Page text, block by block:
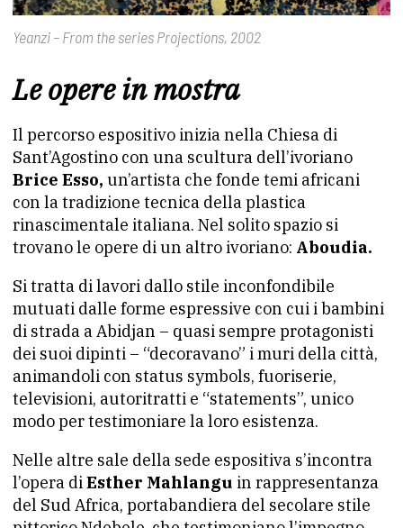
Yeanzi – From the series Projections, 2002
Le opere in mostra
Il percorso espositivo inizia nella Chiesa di
Sant’Agostino con una scultura dell’ivoriano
Brice Esso, un’artista che fonde temi africani
con la tradizione tecnica della plastica
rinascimentale italiana. Nel solito spazio si
trovano le opere di un altro ivoriano: Aboudia.
Si tratta di lavori dallo stile inconfondibile
mutuati dalle forme espressive con cui i bambini
di strada a Abidjan – quasi sempre protagonisti
dei suoi dipinti – “decoravano” i muri della città,
animandoli con status symbols, fuoriserie,
televisioni, autoritratti e “statements”, unico
modo per testimoniare la loro esistenza.
Nelle altre sale della sede espositiva s’incontra
l’opera diEsther Mahlangu in rappresentanza
del Sud Africa, portabandiera del secolare stile